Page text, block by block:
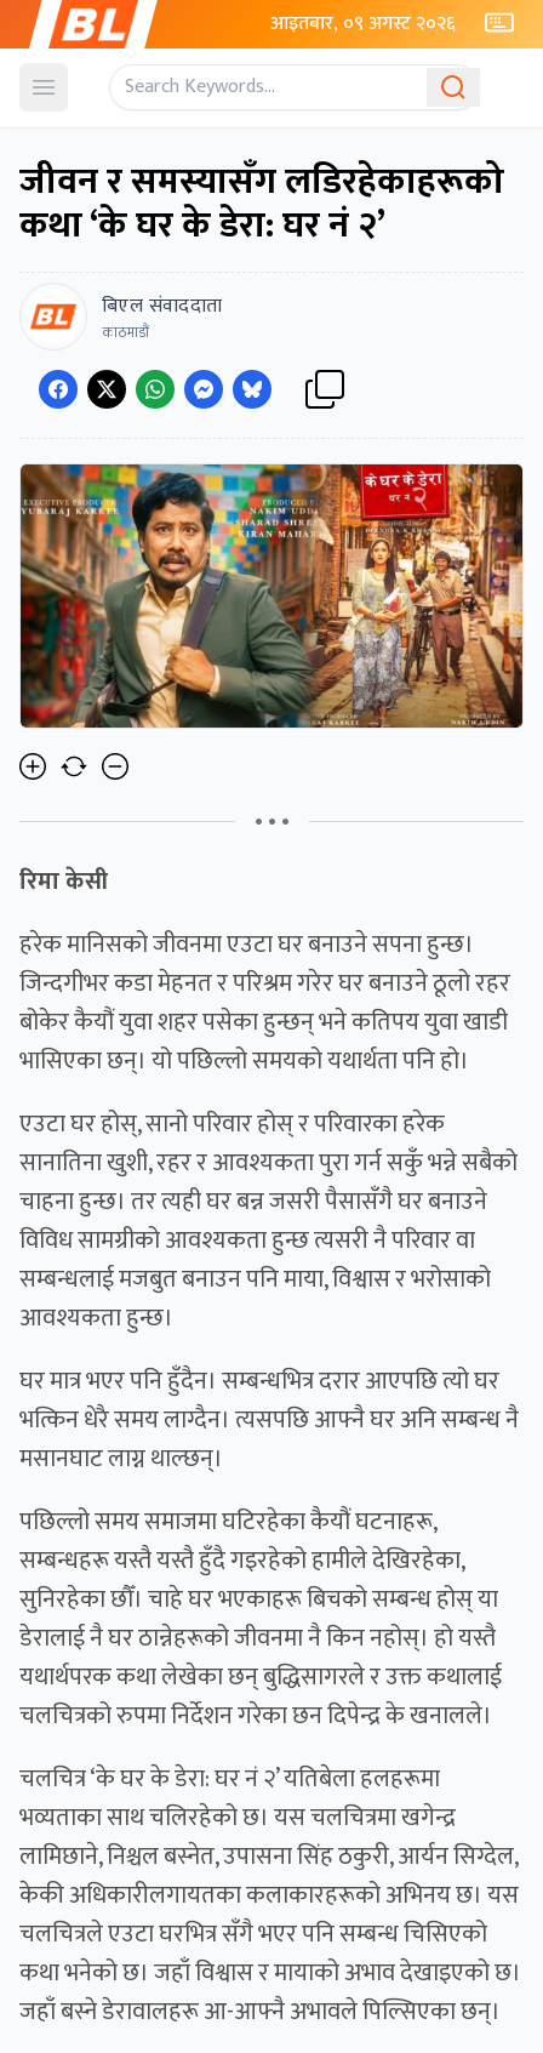
आइतबार, ०९ अगस्ट २०२६
Open menu
जीवन र समस्यासँग लडिरहेकाहरूको
कथा ‘के घर के डेरा: घर नं २’
बिएल संवाददाता
काठमाडौं
• • •
रिमा केसी
हरेक मानिसको जीवनमा एउटा घर बनाउने सपना हुन्छ।
जिन्दगीभर कडा मेहनत र परिश्रम गरेर घर बनाउने ठूलो रहर
बोकेर कैयौं युवा शहर पसेका हुन्छन् भने कतिपय युवा खाडी
भासिएका छन्। यो पछिल्लो समयको यथार्थता पनि हो।
एउटा घर होस्, सानो परिवार होस् र परिवारका हरेक
सानातिना खुशी, रहर र आवश्यकता पुरा गर्न सकुँ भन्ने सबैको
चाहना हुन्छ। तर त्यही घर बन्न जसरी पैसासँगै घर बनाउने
विविध सामग्रीको आवश्यकता हुन्छ त्यसरी नै परिवार वा
सम्बन्धलाई मजबुत बनाउन पनि माया, विश्वास र भरोसाको
आवश्यकता हुन्छ।
घर मात्र भएर पनि हुँदैन। सम्बन्धभित्र दरार आएपछि त्यो घर
भत्किन धेरै समय लाग्दैन। त्यसपछि आफ्नै घर अनि सम्बन्ध नै
मसानघाट लाग्न थाल्छन्।
पछिल्लो समय समाजमा घटिरहेका कैयौं घटनाहरू,
सम्बन्धहरू यस्तै यस्तै हुँदै गइरहेको हामीले देखिरहेका,
सुनिरहेका छौँ। चाहे घर भएकाहरू बिचको सम्बन्ध होस् या
डेरालाई नै घर ठान्नेहरूको जीवनमा नै किन नहोस्। हो यस्तै
यथार्थपरक कथा लेखेका छन् बुद्धिसागरले र उक्त कथालाई
चलचित्रको रुपमा निर्देशन गरेका छन दिपेन्द्र के खनालले।
चलचित्र ‘के घर के डेरा: घर नं २’ यतिबेला हलहरूमा
भव्यताका साथ चलिरहेको छ। यस चलचित्रमा खगेन्द्र
लामिछाने, निश्चल बस्नेत, उपासना सिंह ठकुरी, आर्यन सिग्देल,
केकी अधिकारीलगायतका कलाकारहरूको अभिनय छ। यस
चलचित्रले एउटा घरभित्र सँगै भएर पनि सम्बन्ध चिसिएको
कथा भनेको छ। जहाँ विश्वास र मायाको अभाव देखाइएको छ।
जहाँ बस्ने डेरावालहरू आ-आफ्नै अभावले पिल्सिएका छन्।